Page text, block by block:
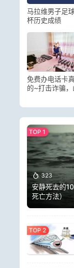
马拉维男子足
杯历史成绩
免费办电话卡
的~打击诈骗，
卡的运营商“内
323
安静死去的
死亡方法）